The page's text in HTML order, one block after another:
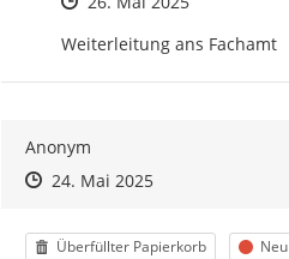
Weiterleitung ans Fachamt
Anonym
Zeitpunkt des Erstellens
Zeitpunkt des Erstellens
24. Mai 2025Zur Äußerung
Kategorie
Überfüllter Papierkorb Status
Neu